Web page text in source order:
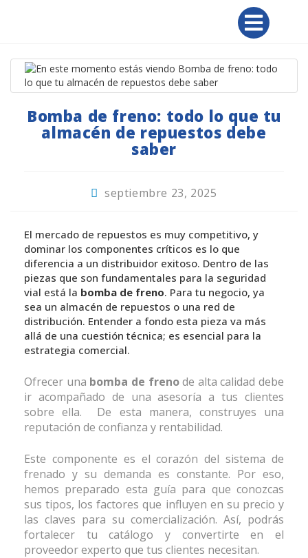
Bomba de freno: todo lo que tu
almacén de repuestos debe
saber
septiembre 23, 2025
El mercado de repuestos es muy competitivo, y
dominar los componentes críticos es lo que
diferencia a un distribuidor exitoso. Dentro de las
piezas que son fundamentales para la seguridad
vial está la bomba de freno. Para tu negocio, ya
sea un almacén de repuestos o una red de
distribución. Entender a fondo esta pieza va más
allá de una cuestión técnica; es esencial para la
estrategia comercial.
Ofrecer una bomba de frenode alta calidad debe
ir acompañado de una asesoría a tus clientes
sobre ella. De esta manera, construyes una
reputación de confianza y rentabilidad.
Este componente es el corazón del sistema de
frenado y su demanda es constante. Por eso,
hemos preparado esta guía para que conozcas
sus tipos, los factores que influyen en su precio y
las claves para su comercialización. Así, podrás
fortalecer tu catálogo y convertirte en el
proveedor experto que tus clientes necesitan.